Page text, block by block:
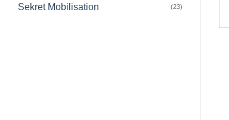
Sekret Mobilisation (23)